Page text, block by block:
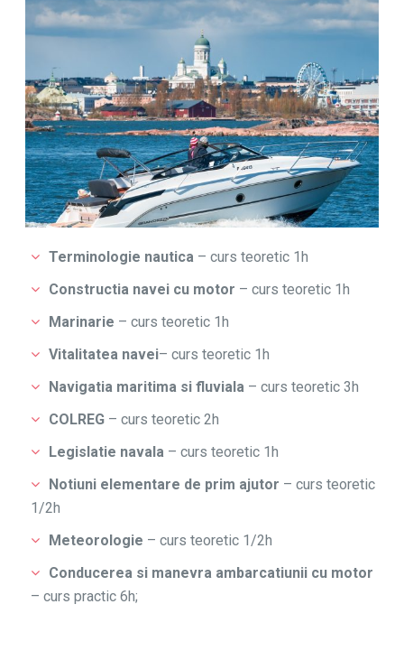
Terminologie nautica – curs teoretic 1h
Constructia navei cu motor – curs teoretic 1h
Marinarie – curs teoretic 1h
Vitalitatea navei– curs teoretic 1h
Navigatia maritima si fluviala – curs teoretic 3h
COLREG– curs teoretic 2h
Legislatie navala – curs teoretic 1h
Notiuni elementare de prim ajutor – curs teoretic
1/2h
Meteorologie – curs teoretic 1/2h
Conducerea si manevra ambarcatiunii cu motor
– curs practic 6h;